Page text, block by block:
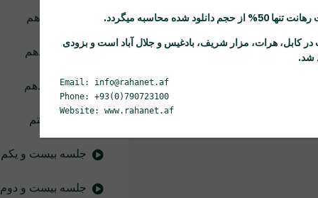
جلسه هفدهم
جلسه هجدهم
جلسه نوزدهم
جلسه بیستم
جلسه بیست و یکم
جلسه بیست و دوم
رهانت تنها 50% از حجم دانلود شده محاسبه میگردد.
در کابل، هرات، مزار شریف، بادغیس و جلال آباد است و بزودی
شد.
Email: info@rahanet.af
Phone: +93(0)790723100
Website: www.rahanet.af